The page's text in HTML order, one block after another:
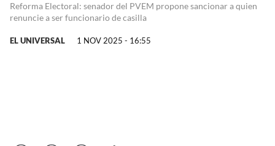
Reforma Electoral: senador del PVEM propone sancionar a quien
renuncie a ser funcionario de casilla
EL UNIVERSAL 1 NOV 2025 - 16:55